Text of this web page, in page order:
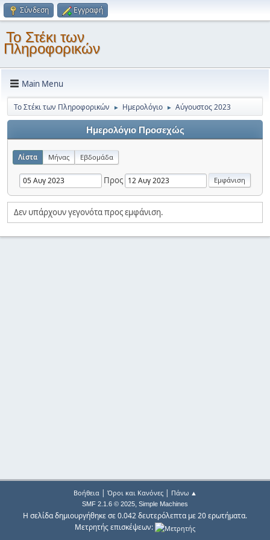
Σύνδεση Εγγραφή
Το Στέκι των
Πληροφορικών
Main Menu
Το Στέκι των Πληροφορικών ► Ημερολόγιο ► Αύγουστος 2023
Ημερολόγιο Προσεχώς
Λίστα Μήνας Εβδομάδα
Προς
Δεν υπάρχουν γεγονότα προς εμφάνιση.
Βοήθεια| Όροι και Κανόνες| Πάνω ▲
SMF 2.1.6 © 2025, Simple Machines
Η σελίδα δημιουργήθηκε σε 0.042 δευτερόλεπτα με 20 ερωτήματα.
Μετρητής επισκέψεων: